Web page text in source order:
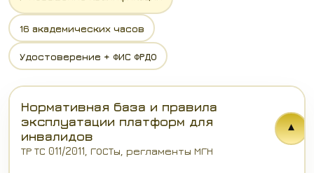
16 академических часов
Удостоверение + ФИС ФРДО
Нормативная база и правила
эксплуатации платформ для
инвалидов
ТР ТС 011/2011, ГОСТы, регламенты МГН
▾